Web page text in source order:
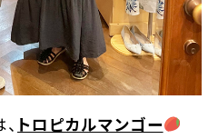
トロピカルマンゴー